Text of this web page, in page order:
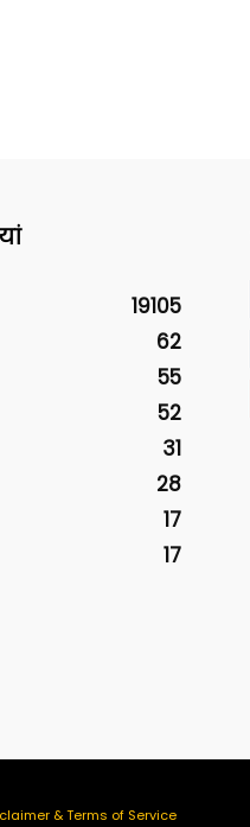
19105
62
55
52
31
28
17
17
& Terms of Service